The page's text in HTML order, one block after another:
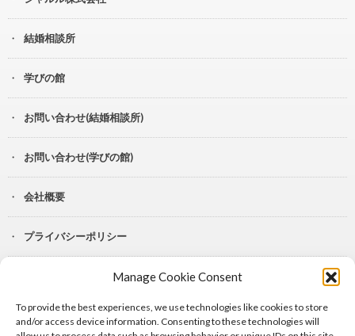
Manage Cookie Consent
To provide the best experiences, we use technologies like cookies to store
and/or access device information. Consenting to these technologies will
結婚相談所
学びの館
お問い合わせ(結婚相談所)
お問い合わせ(学びの館)
会社概要
プライバシーポリシー
Lit.Link